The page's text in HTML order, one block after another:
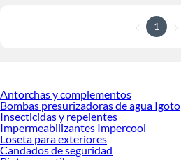
1
Antorchas y complementos
Bombas presurizadoras de agua Igoto
Insecticidas y repelentes
Impermeabilizantes Impercool
Loseta para exteriores
Candados de seguridad